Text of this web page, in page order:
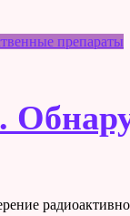
препараты